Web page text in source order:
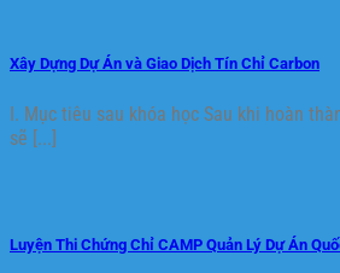
Xây Dựng Dự Án và Giao Dịch Tín Chỉ Carbon
I. Mục tiêu sau khóa học Sau khi hoàn
sẽ [...]
Luyện Thi Chứng Chỉ CAMP Quản Lý Dự Án